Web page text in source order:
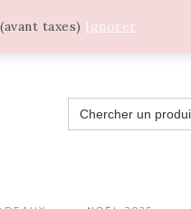
taxes) Ignorer
SEARCH
FOR: